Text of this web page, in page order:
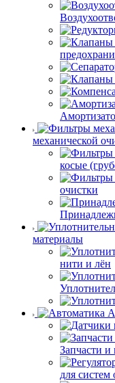
механической
косые
очистки
материалы
нити и лён
Запчасти и
для систем